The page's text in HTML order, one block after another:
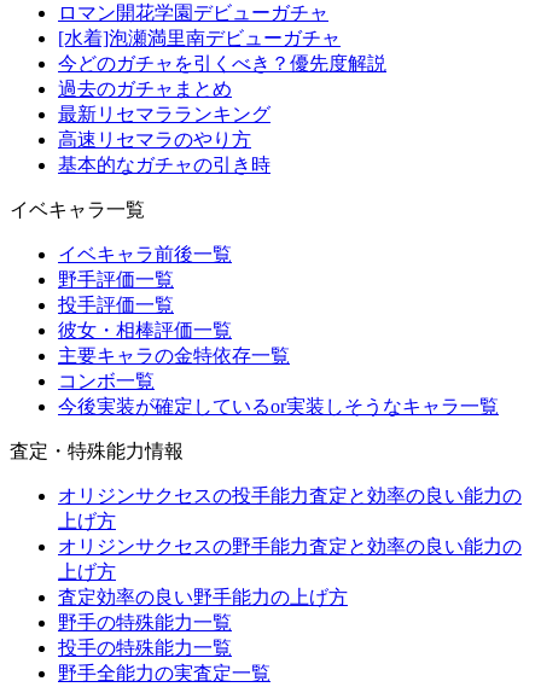
ロマン開花学園デビューガチャ
[水着]泡瀬満里南デビューガチャ
今どのガチャを引くべき？優先度解説
過去のガチャまとめ
最新リセマラランキング
高速リセマラのやり方
基本的なガチャの引き時
イベキャラ一覧
イベキャラ前後一覧
野手評価一覧
投手評価一覧
彼女・相棒評価一覧
主要キャラの金特依存一覧
コンボ一覧
今後実装が確定しているor実装しそうなキャラ一覧
査定・特殊能力情報
オリジンサクセスの投手能力査定と効率の良い能力の
上げ方
オリジンサクセスの野手能力査定と効率の良い能力の
上げ方
査定効率の良い野手能力の上げ方
野手の特殊能力一覧
投手の特殊能力一覧
野手全能力の実査定一覧